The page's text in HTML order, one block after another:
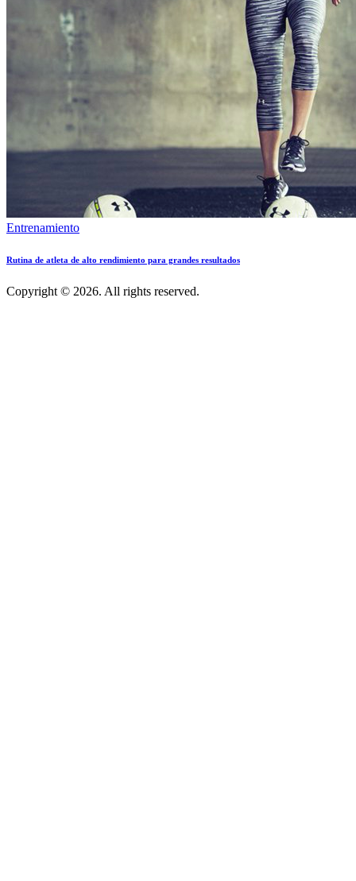
Entrenamiento
Rutina de atleta de alto rendimiento para grandes resultados
Copyright © 2026. All rights reserved.